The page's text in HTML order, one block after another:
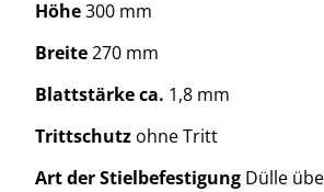
Höhe300 mm
Breite270 mm
Blattstärke ca. 1,8 mm
Trittschutz ohne Tritt
Art der Stielbefestigung Dülle